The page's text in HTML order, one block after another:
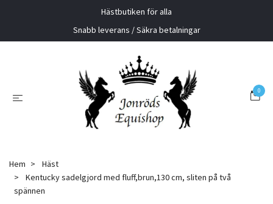
Hästbutiken för alla
Snabb leverans / Säkra betalningar
0
Hem
Häst
Kentucky sadelgjord med fluff,brun,130 cm, sliten på två
spännen